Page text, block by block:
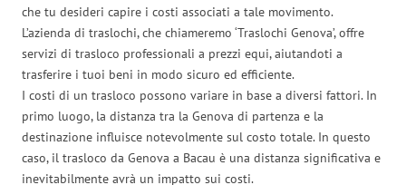
che tu desideri capire i costi associati a tale movimento.
L’azienda di traslochi, che chiameremo ‘Traslochi Genova’, offre
servizi di trasloco professionali a prezzi equi, aiutandoti a
trasferire i tuoi beni in modo sicuro ed efficiente.
I costi di un trasloco possono variare in base a diversi fattori. In
primo luogo, la distanza tra la Genova di partenza e la
destinazione influisce notevolmente sul costo totale. In questo
caso, il trasloco da Genova a Bacau è una distanza significativa e
inevitabilmente avrà un impatto sui costi.